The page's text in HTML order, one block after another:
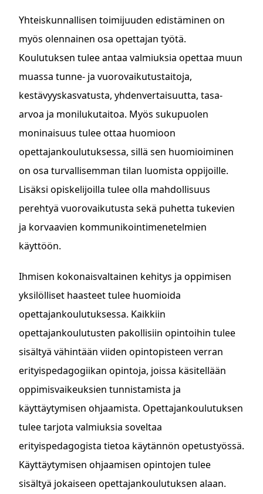
Yhteiskunnallisen toimijuuden edistäminen on
myös olennainen osa opettajan työtä.
Koulutuksen tulee antaa valmiuksia opettaa muun
muassa tunne- ja vuorovaikutustaitoja,
kestävyyskasvatusta, yhdenvertaisuutta, tasa-
arvoa ja monilukutaitoa. Myös sukupuolen
moninaisuus tulee ottaa huomioon
opettajankoulutuksessa, sillä sen huomioiminen
on osa turvallisemman tilan luomista oppijoille.
Lisäksi opiskelijoilla tulee olla mahdollisuus
perehtyä vuorovaikutusta sekä puhetta tukevien
ja korvaavien kommunikointimenetelmien
käyttöön.
Ihmisen kokonaisvaltainen kehitys ja oppimisen
yksilölliset haasteet tulee huomioida
opettajankoulutuksessa. Kaikkiin
opettajankoulutusten pakollisiin opintoihin tulee
sisältyä vähintään viiden opintopisteen verran
erityispedagogiikan opintoja, joissa käsitellään
oppimisvaikeuksien tunnistamista ja
käyttäytymisen ohjaamista. Opettajankoulutuksen
tulee tarjota valmiuksia soveltaa
erityispedagogista tietoa käytännön opetustyössä.
Käyttäytymisen ohjaamisen opintojen tulee
sisältyä jokaiseen opettajankoulutuksen alaan.